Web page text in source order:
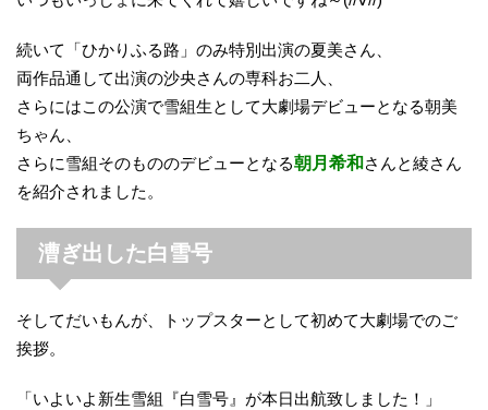
続いて「ひかりふる路」のみ特別出演の夏美さん、
両作品通して出演の沙央さんの専科お二人、
さらにはこの公演で雪組生として大劇場デビューとなる朝美
ちゃん、
さらに雪組そのもののデビューとなる朝月希和 さんと綾さん
を紹介されました。
漕ぎ出した白雪号
そしてだいもんが、トップスターとして初めて大劇場でのご
挨拶。
「いよいよ新生雪組『白雪号』が本日出航致しました！」